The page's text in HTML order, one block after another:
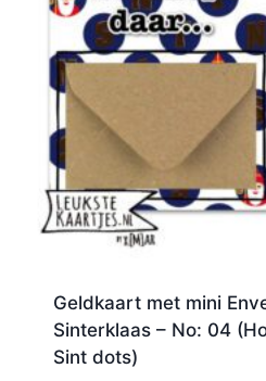
Geldkaart met mini
Sinterklaas – No: 04
Sint dots)